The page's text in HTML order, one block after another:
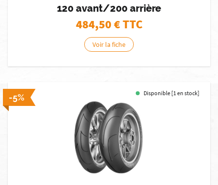
120 avant/200 arrière
484,50€ TTC
Voir la fiche
-5% Disponible [1 en stock]